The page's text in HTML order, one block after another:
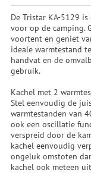
De Tristar KA-5129
voor op de camping.
voortent en geniet
ideale warmtestand
handvat en de
gebruik.
Kachel met 2
Stel eenvoudig de
warmtestanden van
ook een oscillatie
verspreid door de
kachel eenvoudig
ongeluk omstoten
kachel ook meteen